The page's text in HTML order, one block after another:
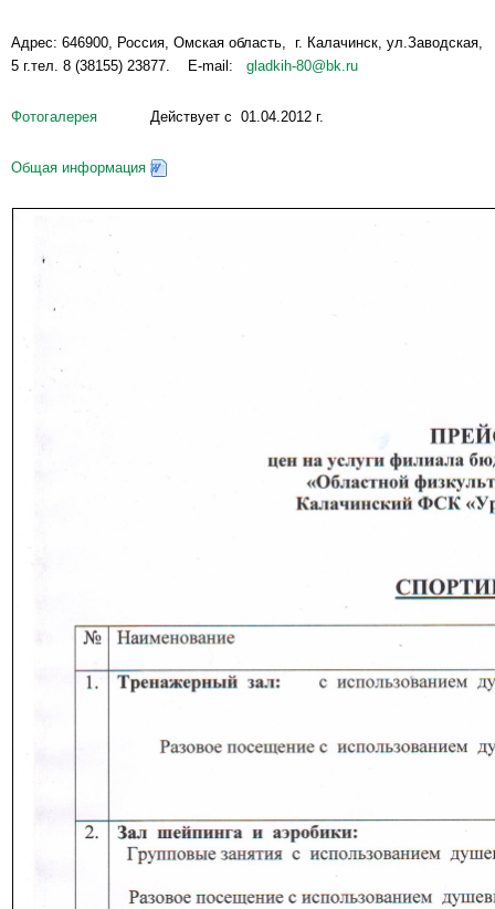
Адрес: 646900, Россия, Омская область, г. Калачинск, ул.Заводская,
5 г.тел. 8 (38155) 23877. E-mail: gladkih-80@bk.ru
Фотогалерея Действует с 01.04.2012 г.
Общая информация